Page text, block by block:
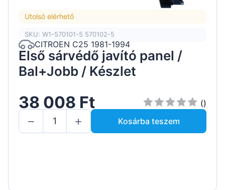
Utolsó elérhető
SKU: W1-570101-5 570102-5
CITROEN C25 1981-1994
Első sárvédő javító panel /
Bal+Jobb / Készlet
38 008 Ft
()
Kosárba teszem